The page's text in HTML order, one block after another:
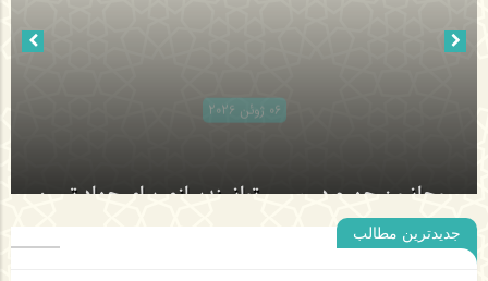
06 ژوئن 2026
جدیدترین مطالب